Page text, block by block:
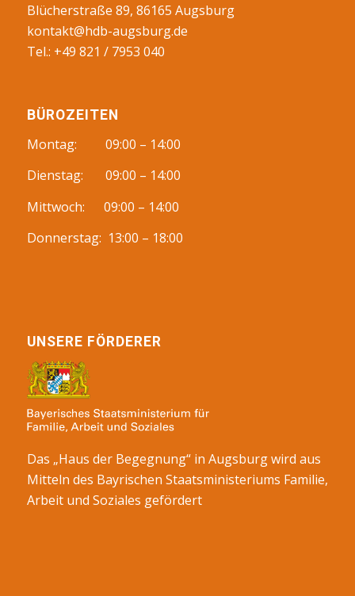
Blücherstraße 89, 86165 Augsburg
kontakt@hdb-augsburg.de
Tel.: +49 821 / 7953 040
BÜROZEITEN
Montag: 09:00 – 14:00
Dienstag: 09:00 – 14:00
Mittwoch: 09:00 – 14:00
Donnerstag: 13:00 – 18:00
UNSERE FÖRDERER
Das „Haus der Begegnung“ in Augsburg wird aus
Mitteln des Bayrischen Staatsministeriums Familie,
Arbeit und Soziales gefördert